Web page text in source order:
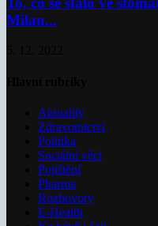
Milan...
Aktuality
Zdravotnictví
Politika
Sociální věci
Pojištění
Pharma
Rozhovory
E-Health